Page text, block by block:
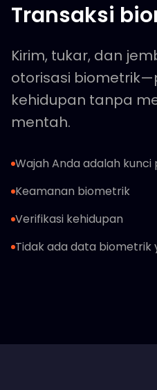
Transaksi
Kirim, tukar, dan
otorisasi
kehidupan tanpa
mentah.
Wajah Anda adalah kunci
Keamanan biometrik
Verifikasi kehidupan
Tidak ada data biometrik